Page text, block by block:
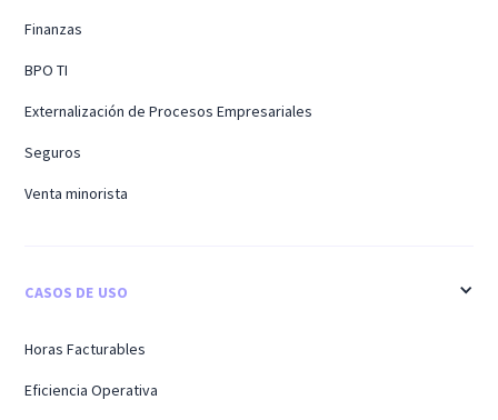
Finanzas
BPO TI
Externalización de Procesos Empresariales
Seguros
Venta minorista
CASOS DE USO
Horas Facturables
Eficiencia Operativa